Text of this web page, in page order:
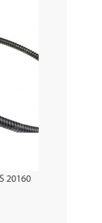
20160